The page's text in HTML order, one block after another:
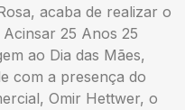
acaba de realizar o
25 Anos 25
ao Dia das Mães,
com a presença do
Omir Hettwer, o